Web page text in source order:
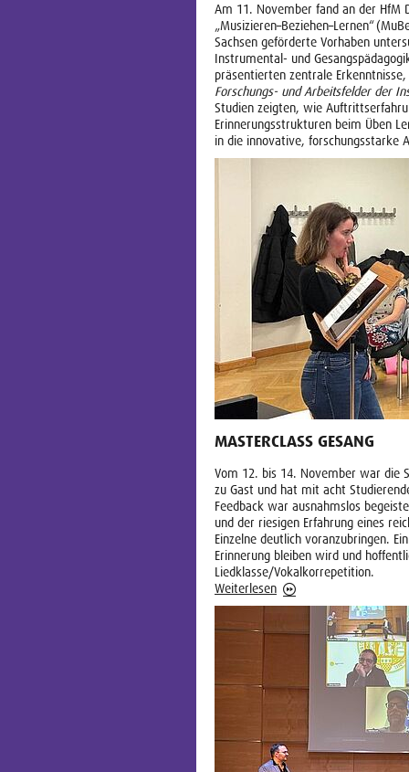
Am 11. November fand an der HfM
„Musizieren–Beziehen–Lernen“
Sachsen geförderte Vorhaben
Instrumental- und
präsentierten zentrale
Forschungs- und Arbeitsfelder der
Studien zeigten, wie
Erinnerungsstrukturen beim Üben
in die innovative, forschungsstarke
MASTERCLASS GESANG
Vom 12. bis 14. November war die
zu Gast und hat mit acht
Feedback war ausnahmslos
und der riesigen Erfahrung eines
Einzelne deutlich voranzubringen.
Erinnerung bleiben wird und
Liedklasse/Vokalkorrepetition.
Weiterlesen